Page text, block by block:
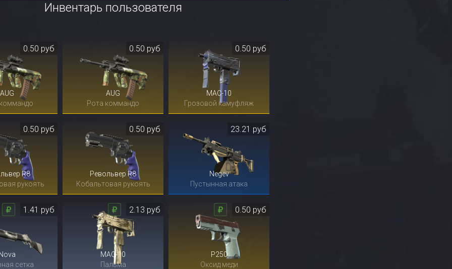
Инвентарь пользователя
AUG
0.50 руб
AUG
Рота коммандо
0.50 руб
MAC-10
Грозовой камуфляж
0.50 руб
R8
рукоять
0.50 руб
Револьвер R8
Кобальтовая рукоять
0.50 руб
Negev
Пустынная атака
23.21 руб
сетка
1.41 руб
MAC-10
Пальма
2.13 руб
P250
Оксид меди
0.50 руб